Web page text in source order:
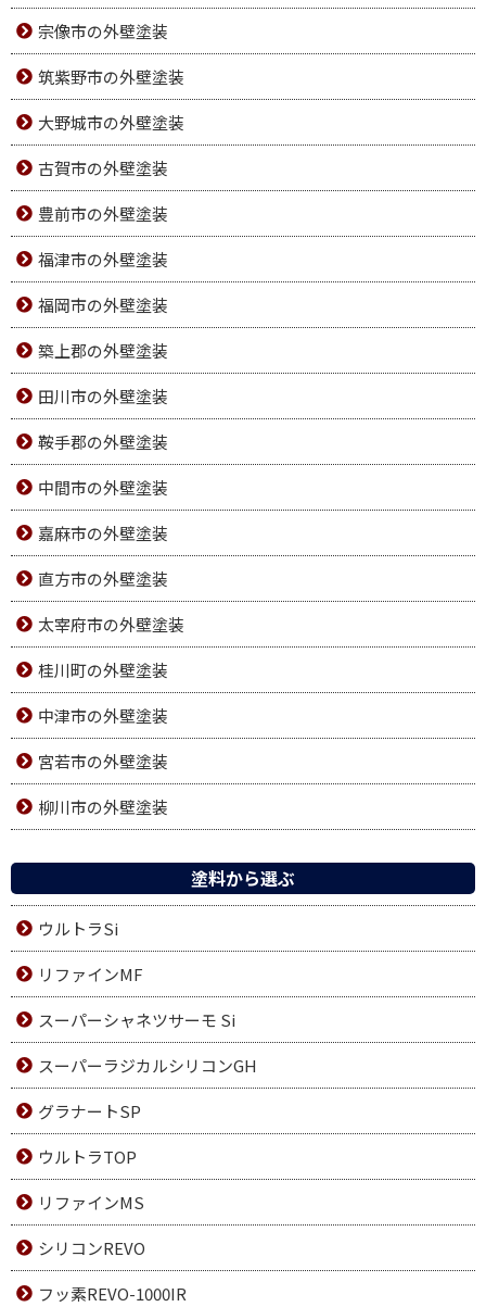
宗像市の外壁塗装
筑紫野市の外壁塗装
大野城市の外壁塗装
古賀市の外壁塗装
豊前市の外壁塗装
福津市の外壁塗装
福岡市の外壁塗装
築上郡の外壁塗装
田川市の外壁塗装
鞍手郡の外壁塗装
中間市の外壁塗装
嘉麻市の外壁塗装
直方市の外壁塗装
太宰府市の外壁塗装
桂川町の外壁塗装
中津市の外壁塗装
宮若市の外壁塗装
柳川市の外壁塗装
塗料から選ぶ
ウルトラSi
リファインMF
スーパーシャネツサーモ Si
スーパーラジカルシリコンGH
グラナートSP
ウルトラTOP
リファインMS
シリコンREVO
フッ素REVO-1000IR